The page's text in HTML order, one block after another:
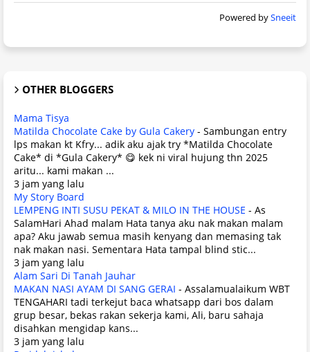
Powered bySneeit
OTHER BLOGGERS
Mama Tisya
Matilda Chocolate Cake by Gula Cakery - Sambungan entry
lps makan kt Kfry... adik aku ajak try *Matilda Chocolate
Cake* di *Gula Cakery* 😋 kek ni viral hujung thn 2025
aritu... kami makan ...
3 jam yang lalu
My Story Board
LEMPENG INTI SUSU PEKAT & MILO IN THE HOUSE - As
SalamHari Ahad malam Hata tanya aku nak makan malam
apa? Aku jawab semua masih kenyang dan memasing tak
nak makan nasi. Sementara Hata tampal blind stic...
3 jam yang lalu
Alam Sari Di Tanah Jauhar
MAKAN NASI AYAM DI SANG GERAI - Assalamualaikum WBT
TENGAHARI tadi terkejut baca whatsapp dari bos dalam
grup besar, bekas rakan sekerja kami, Ali, baru sahaja
disahkan mengidap kans...
3 jam yang lalu